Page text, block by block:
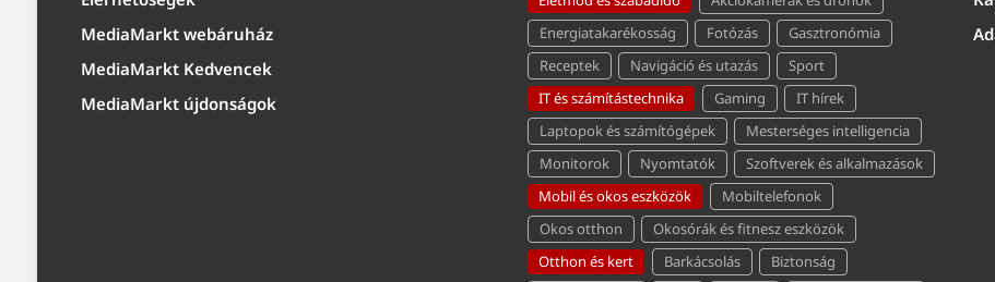
MediaMarkt webáruház
MediaMarkt Kedvencek
MediaMarkt újdonságok
Energiatakarékosság
Fotózás
Gasztronómia
Receptek
Navigáció és utazás
Sport
IT és számítástechnika
Gaming
IT hírek
Laptopok és számítógépek
Mesterséges intelligencia
Monitorok
Nyomtatók
Szoftverek és alkalmazások
Mobil és okos eszközök
Mobiltelefonok
Okos otthon
Okosórák és fitnesz eszközök
Otthon és kert
Barkácsolás
Biztonság